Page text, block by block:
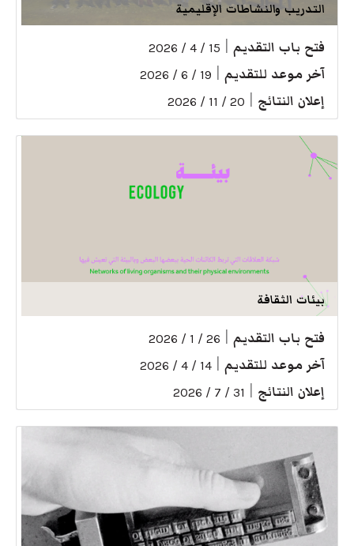
التدريب والنشاطات الإقليمية
فتح باب التقديم 15 / 4 / 2026
آخر موعد للتقديم 19 / 6 / 2026
إعلان النتائج 20 / 11 / 2026
بيئات الثقافة
فتح باب التقديم 26 / 1 / 2026
آخر موعد للتقديم 14 / 4 / 2026
إعلان النتائج 31 / 7 / 2026